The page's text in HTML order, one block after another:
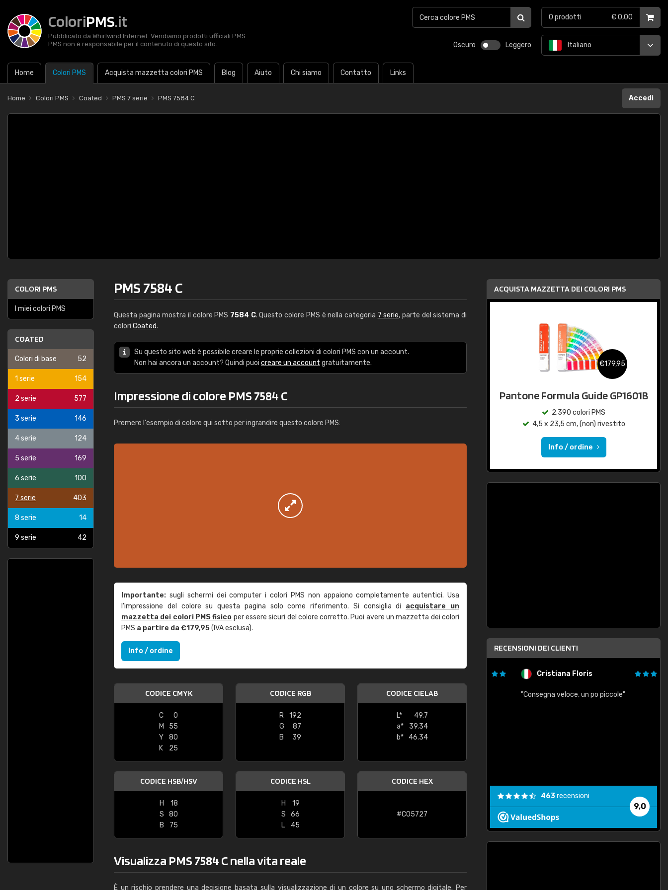
ColoriPMS.it
Pubblicato da Whirlwind Internet. Vendiamo prodotti ufficiali PMS.
PMS non è responsabile per il contenuto di questo sito.
Oscuro Leggero
Home Colori PMS Acquista mazzetta colori PMS Blog Aiuto Chi siamo Contatto Links
Italiano
0 prodotti € 0,00
Home Colori PMS Coated PMS 7 serie PMS 7584 C Accedi
COLORI PMS
I miei colori PMS
COATED
Colori di base 52
1 serie 154
2 serie 577
3 serie 146
4 serie 124
5 serie 169
6 serie 100
7 serie 403
8 serie 14
9 serie 42
PMS 7584 C
Questa pagina mostra il colore PMS 7584 C. Questo colore PMS è nella categoria 7 serie, parte del sistema di
colori Coated.
Su questo sito web è possibile creare le proprie collezioni di colori PMS con un account.
Non hai ancora un account? Quindi puoi creare un account gratuitamente.
Impressione di colore PMS 7584 C
Premere l'esempio di colore qui sotto per ingrandire questo colore PMS:
Importante: sugli schermi dei computer i colori PMS non appaiono completamente autentici. Usa
l'impressione del colore su questa pagina solo come riferimento. Si consiglia di acquistare un
mazzetta dei colori PMS fisico per essere sicuri del colore corretto. Puoi avere un mazzetta dei colori
PMS a partire da €179,95(IVA esclusa).
Info / ordine
CODICE CMYK
C
0
M
55
Y
80
K
25
CODICE RGB
R
192
G
87
B
39
CODICE CIELAB
L*
49.7
a*
39.34
b*
46.34
CODICE HSB/HSV
H
18
S
80
B
75
CODICE HSL
H
19
S
66
L
45
CODICE HEX
#C05727
Visualizza PMS 7584 C nella vita reale
È un rischio prendere una decisione basata sulla visualizzazione di un colore su uno schermo digitale. Per
ACQUISTA MAZZETTA DEI COLORI PMS
€179,95
Pantone Formula Guide GP1601B
2.390 colori PMS
4,5 x 23,5 cm, (non) rivestito
Info / ordine
RECENSIONI DEI CLIENTI
Cristiana Floris
"Consegna veloce, un po piccole"
9,0
463recensioni